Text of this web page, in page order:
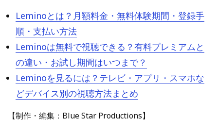
Leminoとは？月額料金・無料体験期間・登録手
順・支払い方法
Leminoは無料で視聴できる？有料プレミアムと
の違い・お試し期間はいつまで？
Leminoを見るには？テレビ・アプリ・スマホな
どデバイス別の視聴方法まとめ
【制作・編集：Blue Star Productions】